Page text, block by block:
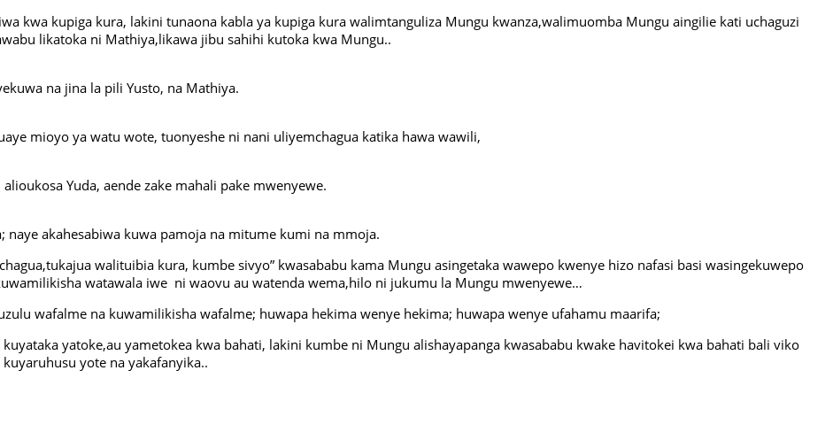
kwa kupiga kura, lakini tunaona kabla ya kupiga kura walimtanguliza Mungu kwanza,walimuomba Mungu aingilie kati uchaguzi
likatoka ni Mathiya,likawa jibu sahihi kutoka kwa Mungu..
na jina la pili Yusto, na Mathiya.
mioyo ya watu wote, tuonyeshe ni nani uliyemchagua katika hawa wawili,
Yuda, aende zake mahali pake mwenyewe.
akahesabiwa kuwa pamoja na mitume kumi na mmoja.
walituibia kura, kumbe sivyo” kwasababu kama Mungu asingetaka wawepo kwenye hizo nafasi basi wasingekuwepo
watawala iwe ni waovu au watenda wema,hilo ni jukumu la Mungu mwenyewe…
wafalme na kuwamilikisha wafalme; huwapa hekima wenye hekima; huwapa wenye ufahamu maarifa;
yatoke,au yametokea kwa bahati, lakini kumbe ni Mungu alishayapanga kwasababu kwake havitokei kwa bahati bali viko
yote na yakafanyika..